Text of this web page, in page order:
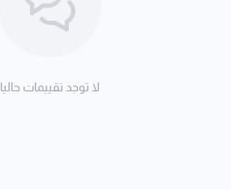
لا توجد تقييمات حاليا